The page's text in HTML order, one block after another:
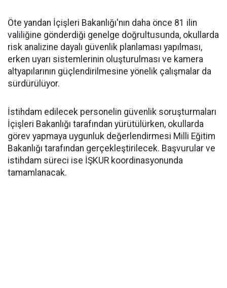
Öte yandan İçişleri Bakanlığı'nın daha önce 81 ilin
valiliğine gönderdiği genelge doğrultusunda, okullarda
risk analizine dayalı güvenlik planlaması yapılması,
erken uyarı sistemlerinin oluşturulması ve kamera
altyapılarının güçlendirilmesine yönelik çalışmalar da
sürdürülüyor.
İstihdam edilecek personelin güvenlik soruşturmaları
İçişleri Bakanlığı tarafından yürütülürken, okullarda
görev yapmaya uygunluk değerlendirmesi Milli Eğitim
Bakanlığı tarafından gerçekleştirilecek. Başvurular ve
istihdam süreci ise İŞKUR koordinasyonunda
tamamlanacak.